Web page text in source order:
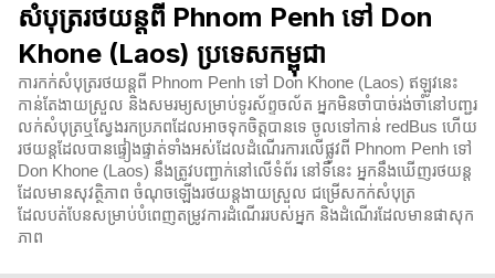
សំបុត្ររថយន្តពី Phnom Penh ទៅ Don
Khone (Laos) ប្រទេសកម្ពុជា
ការកក់សំបុត្ររថយន្តពី Phnom Penh ទៅ Don Khone (Laos) ឥឡូវនេះ
កាន់តែងាយស្រួល និងសមរម្យសម្រាប់ទូរស័ព្ទចល័ត អ្នកមិនចាំបាច់រង់ចាំនៅបញ្ជរ
លក់សំបុត្រឬស្វែងរកប្រភពដែលអាចទុកចិត្តបានទេ ចូលទៅកាន់ redBus ហើយ
រថយន្តដែលបានផ្ទៀងផ្ទាត់ទាំងអស់ដែលដំណើរការលើផ្លូវពី Phnom Penh ទៅ
Don Khone (Laos) នឹងត្រូវបញ្ជាក់នៅលើទំព័រ នៅទីនេះ អ្នកនឹងឃើញរថយន្ត
ដែលមានសុវត្ថិភាព ចំណុចឡើងរថយន្តងាយស្រួល ជម្រើសកក់សំបុត្រ
ដែលបត់បែនសម្រាប់បំពេញតម្រូវការដំណើររបស់អ្នក និងដំណើរដែលមានផាសុក
ភាព